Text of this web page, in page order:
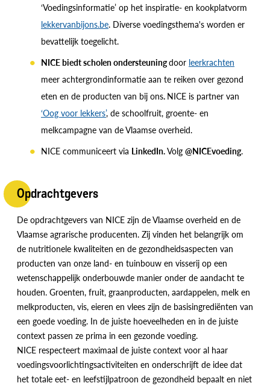
‘Voedingsinformatie’ op het inspiratie- en kookplatvorm
lekkervanbijons.be. Diverse voedingsthema's worden er
bevattelijk toegelicht.
NICE biedt scholen ondersteuningdoor leerkrachten
meer achtergrondinformatie aan te reiken over gezond
eten en de producten van bij ons. NICE is partner van
‘Oog voor lekkers’, de schoolfruit, groente- en
melkcampagne van de Vlaamse overheid.
NICE communiceert via LinkedIn.Volg @NICEvoeding.
Opdrachtgevers
De opdrachtgevers van NICE zijn de Vlaamse overheid en de
Vlaamse agrarische producenten. Zij vinden het belangrijk om
de nutritionele kwaliteiten en de gezondheidsaspecten van
producten van onze land- en tuinbouw en visserij op een
wetenschappelijk onderbouwde manier onder de aandacht te
houden. Groenten, fruit, graanproducten, aardappelen, melk en
melkproducten, vis, eieren en vlees zijn de basisingrediënten van
een goede voeding. In de juiste hoeveelheden en in de juiste
context passen ze prima in een gezonde voeding.
NICE respecteert maximaal de juiste context voor al haar
voedingsvoorlichtingsactiviteiten en onderschrijft de idee dat
het totale eet- en leefstijlpatroon de gezondheid bepaalt en niet